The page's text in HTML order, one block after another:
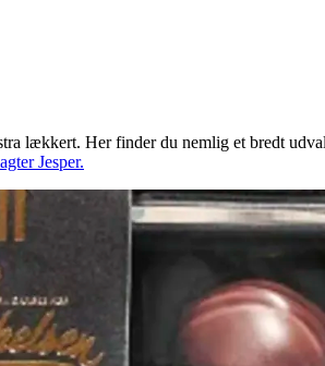
lækkert. Her finder du nemlig et bredt
Jesper.